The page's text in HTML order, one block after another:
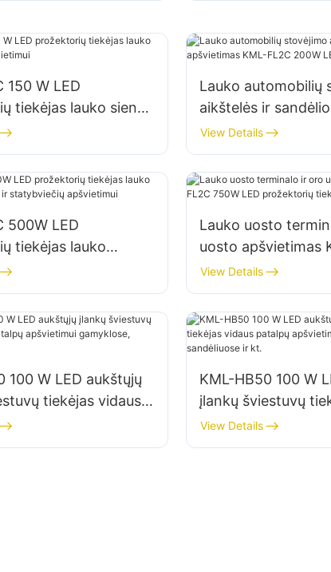
150 W LED
tiekėjas lauko sienų
Lauko automobilių
aikštelės ir
KML-FL2C 200W
prožektorių
View Details
500W LED
tiekėjas lauko
ir statybviečių
Lauko uosto
uosto apšvietimas
750W LED
View Details
100 W LED aukštųjų
tiekėjas vidaus
gamyklose,
ir kt.
KML-HB50 100 W
įlankų šviestuvų
patalpų apšvietimui
sandėliuose ir kt.
View Details